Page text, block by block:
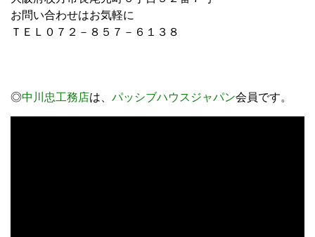
お問い合わせはお気軽に
ＴＥＬ０７２－８５７－６１３８
◎中川忠工務店は、 パッシブハウスジャパン会員です。